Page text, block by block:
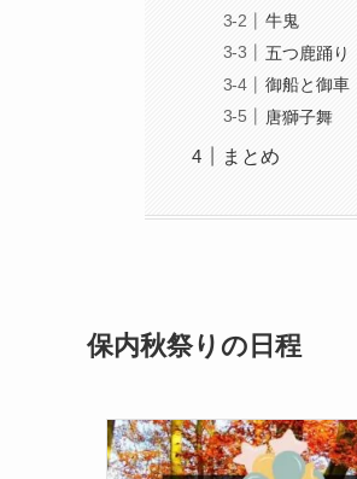
牛鬼
五つ鹿踊り
御船と御車
唐獅子舞
まとめ
保内秋祭りの日程